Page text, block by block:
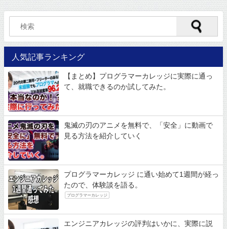
人気記事ランキング
【まとめ】プログラマーカレッジに実際に通っ
て、就職できるのか試してみた。
鬼滅の刃のアニメを無料で、「安全」に動画で
見る方法を紹介していく
プログラマーカレッジ に通い始めて1週間が経っ
たので、体験談を語る。
プログラマーカレッジ
エンジニアカレッジの評判はいかに、実際に説